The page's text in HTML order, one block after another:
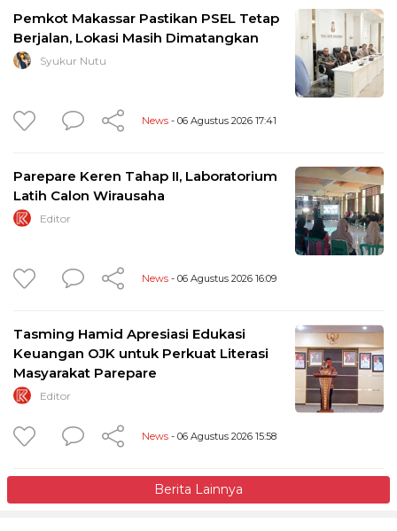
Pemkot Makassar Pastikan PSEL Tetap
Berjalan, Lokasi Masih Dimatangkan
Syukur Nutu
News - 06 Agustus 2026 17:41
Parepare Keren Tahap II, Laboratorium
Latih Calon Wirausaha
Editor
News - 06 Agustus 2026 16:09
Tasming Hamid Apresiasi Edukasi
Keuangan OJK untuk Perkuat Literasi
Masyarakat Parepare
Editor
News - 06 Agustus 2026 15:58
Berita Lainnya